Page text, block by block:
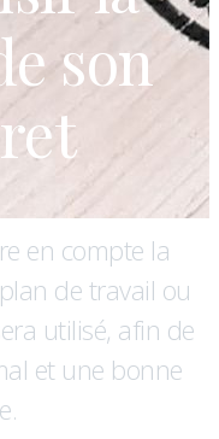
son
en compte la
de travail ou
utilisé, afin de
et une bonne